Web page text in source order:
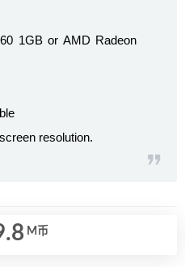
1GB or AMD Radeon
resolution.
M币